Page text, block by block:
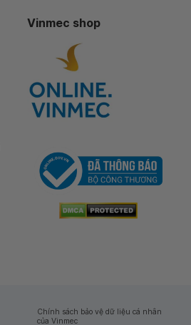
Vinmec shop
Chính sách bảo vệ dữ liệu cá nhân
của Vinmec